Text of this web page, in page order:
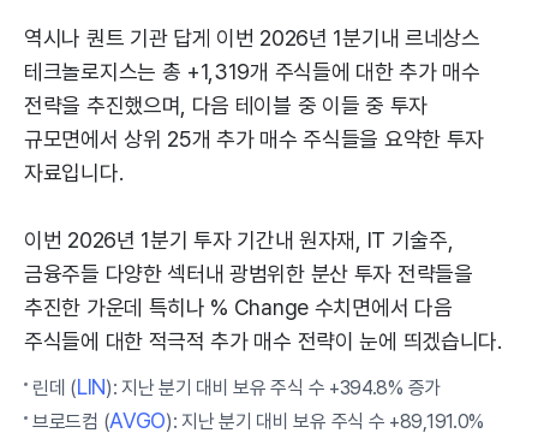
역시나 퀀트 기관 답게 이번 2026년 1분기내 르네상스
테크놀로지스는 총 +1,319개 주식들에 대한 추가 매수
전략을 추진했으며, 다음 테이블 중 이들 중 투자
규모면에서 상위 25개 추가 매수 주식들을 요약한 투자
자료입니다.
이번 2026년 1분기 투자 기간내 원자재, IT 기술주,
금융주들 다양한 섹터내 광범위한 분산 투자 전략들을
추진한 가운데 특히나 % Change 수치면에서 다음
주식들에 대한 적극적 추가 매수 전략이 눈에 띄겠습니다.
린데 (LIN): 지난 분기 대비 보유 주식 수 +394.8% 증가
브로드컴 (AVGO): 지난 분기 대비 보유 주식 수 +89,191.0%